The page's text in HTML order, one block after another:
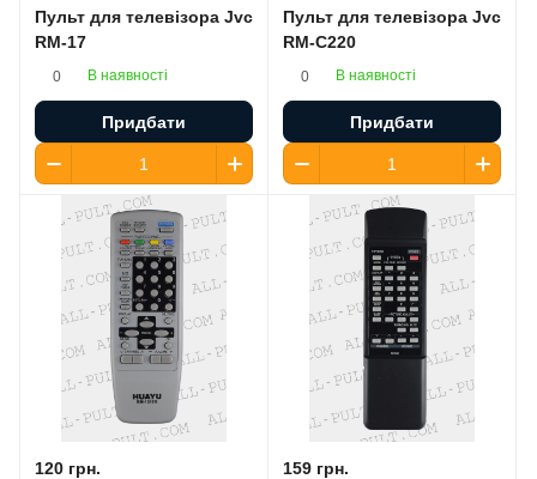
Пульт для телевізора Jvc
RM-17
0 В наявності
Придбати
Пульт для телевізора Jvc
RM-C220
0 В наявності
Придбати
120 грн.
159 грн.